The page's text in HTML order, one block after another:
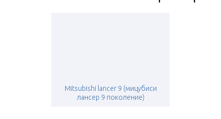
Mitsubishi lancer 9 (мицубиси
лансер 9 поколение)